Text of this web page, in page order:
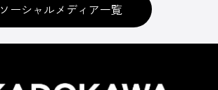
ソーシャルメディア一覧